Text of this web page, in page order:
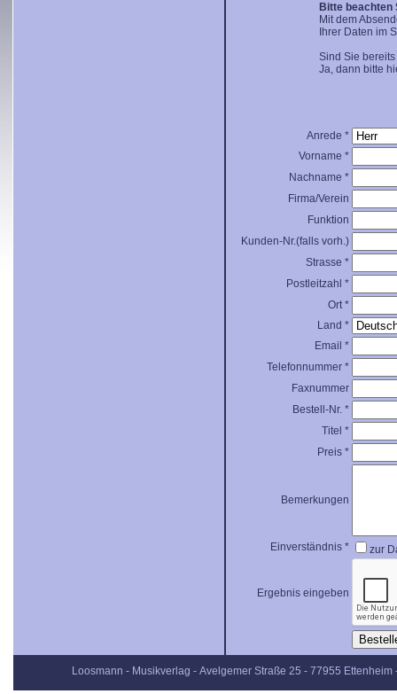
Bitte beachten
Mit dem
Ihrer Daten im
Sind Sie
Ja, dann bitte
Anrede *
Vorname *
Nachname *
Firma/Verein
Funktion
Kunden-Nr.(falls vorh.)
Strasse *
Postleitzahl *
Ort *
Land *
Email *
Telefonnummer *
Faxnummer
Bestell-Nr. *
Titel *
Preis *
Bemerkungen
Einverständnis * zur
Ergebnis eingeben